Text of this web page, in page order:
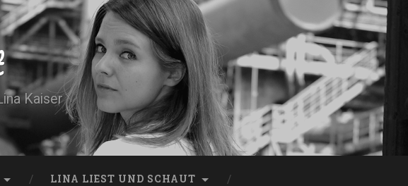
Kaiser
LINA LIEST UND SCHAUT